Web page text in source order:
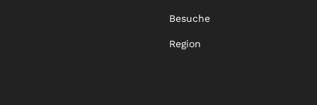
Besuche
Region